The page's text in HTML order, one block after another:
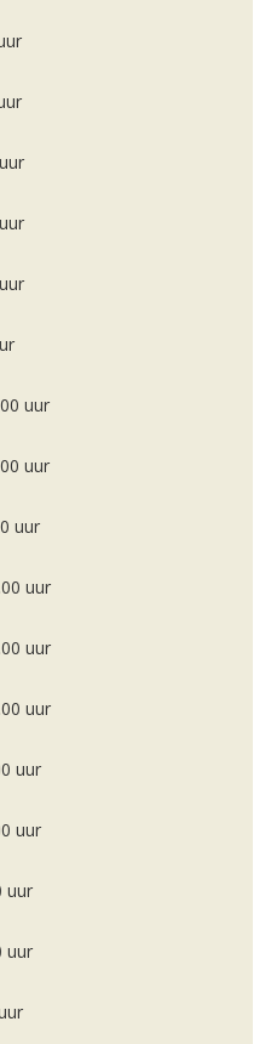
uur
uur
uur
uur
uur
uur
uur
uur
uur
uur